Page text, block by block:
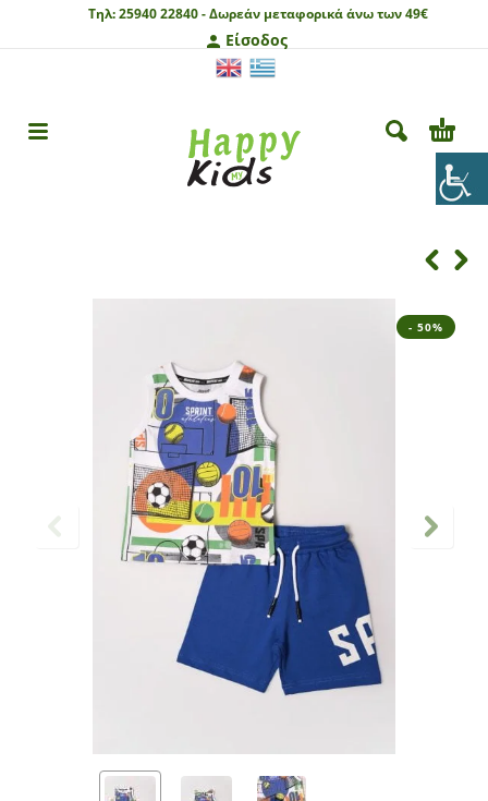
Τηλ:25940 22840 -Δωρεάν μεταφορικά άνω των 49€
Είσοδος
- 50%